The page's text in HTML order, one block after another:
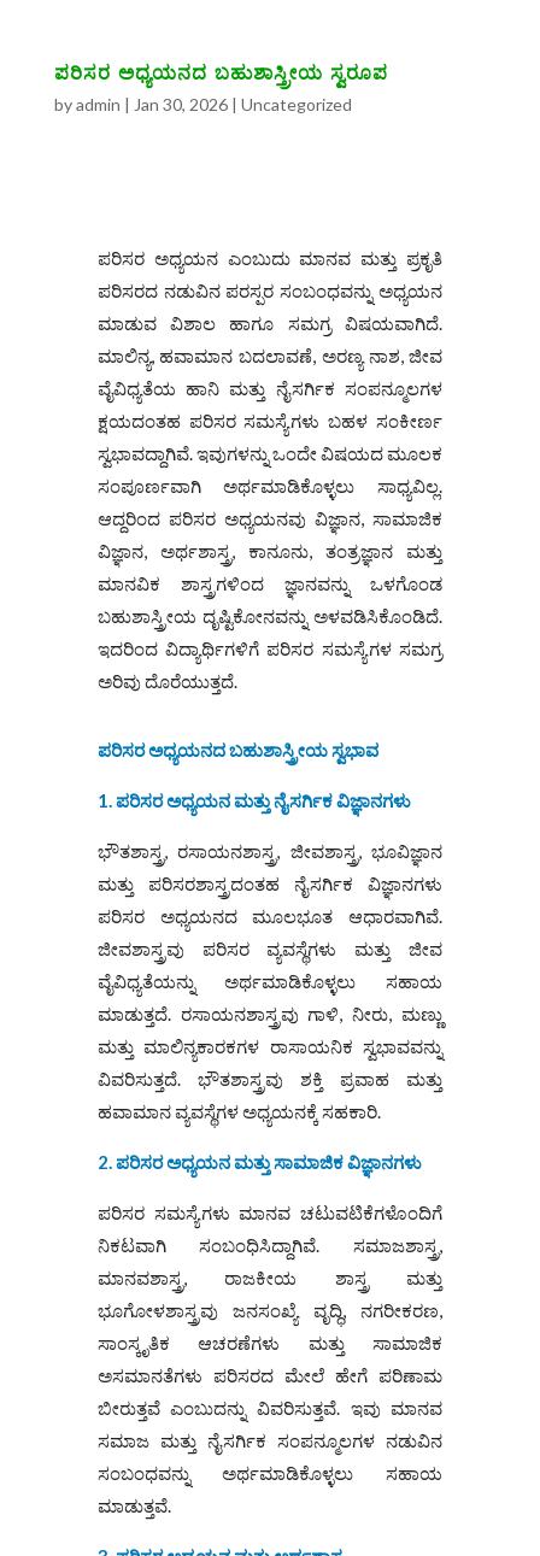
ಪರಿಸರ ಅಧ್ಯಯನದ ಬಹುಶಾಸ್ತ್ರೀಯ ಸ್ವರೂಪ
byadmin | Jan 30, 2026| Uncategorized
ಪರಿಸರ ಅಧ್ಯಯನ ಎಂಬುದು ಮಾನವ ಮತ್ತು ಪ್ರಕೃತಿ
ಪರಿಸರದ ನಡುವಿನ ಪರಸ್ಪರ ಸಂಬಂಧವನ್ನು ಅಧ್ಯಯನ
ಮಾಡುವ ವಿಶಾಲ ಹಾಗೂ ಸಮಗ್ರ ವಿಷಯವಾಗಿದೆ.
ಮಾಲಿನ್ಯ, ಹವಾಮಾನ ಬದಲಾವಣೆ, ಅರಣ್ಯ ನಾಶ, ಜೀವ
ವೈವಿಧ್ಯತೆಯ ಹಾನಿ ಮತ್ತು ನೈಸರ್ಗಿಕ ಸಂಪನ್ಮೂಲಗಳ
ಕ್ಷಯದಂತಹ ಪರಿಸರ ಸಮಸ್ಯೆಗಳು ಬಹಳ ಸಂಕೀರ್ಣ
ಸ್ವಭಾವದ್ದಾಗಿವೆ. ಇವುಗಳನ್ನು ಒಂದೇ ವಿಷಯದ ಮೂಲಕ
ಸಂಪೂರ್ಣವಾಗಿ ಅರ್ಥಮಾಡಿಕೊಳ್ಳಲು ಸಾಧ್ಯವಿಲ್ಲ.
ಆದ್ದರಿಂದ ಪರಿಸರ ಅಧ್ಯಯನವು ವಿಜ್ಞಾನ, ಸಾಮಾಜಿಕ
ವಿಜ್ಞಾನ, ಅರ್ಥಶಾಸ್ತ್ರ, ಕಾನೂನು, ತಂತ್ರಜ್ಞಾನ ಮತ್ತು
ಮಾನವಿಕ ಶಾಸ್ತ್ರಗಳಿಂದ ಜ್ಞಾನವನ್ನು ಒಳಗೊಂಡ
ಬಹುಶಾಸ್ತ್ರೀಯ ದೃಷ್ಟಿಕೋನವನ್ನು ಅಳವಡಿಸಿಕೊಂಡಿದೆ.
ಇದರಿಂದ ವಿದ್ಯಾರ್ಥಿಗಳಿಗೆ ಪರಿಸರ ಸಮಸ್ಯೆಗಳ ಸಮಗ್ರ
ಅರಿವು ದೊರೆಯುತ್ತದೆ.
ಪರಿಸರ ಅಧ್ಯಯನದ ಬಹುಶಾಸ್ತ್ರೀಯ ಸ್ವಭಾವ
1. ಪರಿಸರ ಅಧ್ಯಯನ ಮತ್ತು ನೈಸರ್ಗಿಕ ವಿಜ್ಞಾನಗಳು
ಭೌತಶಾಸ್ತ್ರ, ರಸಾಯನಶಾಸ್ತ್ರ, ಜೀವಶಾಸ್ತ್ರ, ಭೂವಿಜ್ಞಾನ
ಮತ್ತು ಪರಿಸರಶಾಸ್ತ್ರದಂತಹ ನೈಸರ್ಗಿಕ ವಿಜ್ಞಾನಗಳು
ಪರಿಸರ ಅಧ್ಯಯನದ ಮೂಲಭೂತ ಆಧಾರವಾಗಿವೆ.
ಜೀವಶಾಸ್ತ್ರವು ಪರಿಸರ ವ್ಯವಸ್ಥೆಗಳು ಮತ್ತು ಜೀವ
ವೈವಿಧ್ಯತೆಯನ್ನು ಅರ್ಥಮಾಡಿಕೊಳ್ಳಲು ಸಹಾಯ
ಮಾಡುತ್ತದೆ. ರಸಾಯನಶಾಸ್ತ್ರವು ಗಾಳಿ, ನೀರು, ಮಣ್ಣು
ಮತ್ತು ಮಾಲಿನ್ಯಕಾರಕಗಳ ರಾಸಾಯನಿಕ ಸ್ವಭಾವವನ್ನು
ವಿವರಿಸುತ್ತದೆ. ಭೌತಶಾಸ್ತ್ರವು ಶಕ್ತಿ ಪ್ರವಾಹ ಮತ್ತು
ಹವಾಮಾನ ವ್ಯವಸ್ಥೆಗಳ ಅಧ್ಯಯನಕ್ಕೆ ಸಹಕಾರಿ.
2. ಪರಿಸರ ಅಧ್ಯಯನ ಮತ್ತು ಸಾಮಾಜಿಕ ವಿಜ್ಞಾನಗಳು
ಪರಿಸರ ಸಮಸ್ಯೆಗಳು ಮಾನವ ಚಟುವಟಿಕೆಗಳೊಂದಿಗೆ
ನಿಕಟವಾಗಿ ಸಂಬಂಧಿಸಿದ್ದಾಗಿವೆ. ಸಮಾಜಶಾಸ್ತ್ರ,
ಮಾನವಶಾಸ್ತ್ರ, ರಾಜಕೀಯ ಶಾಸ್ತ್ರ ಮತ್ತು
ಭೂಗೋಳಶಾಸ್ತ್ರವು ಜನಸಂಖ್ಯೆ ವೃದ್ಧಿ, ನಗರೀಕರಣ,
ಸಾಂಸ್ಕೃತಿಕ ಆಚರಣೆಗಳು ಮತ್ತು ಸಾಮಾಜಿಕ
ಅಸಮಾನತೆಗಳು ಪರಿಸರದ ಮೇಲೆ ಹೇಗೆ ಪರಿಣಾಮ
ಬೀರುತ್ತವೆ ಎಂಬುದನ್ನು ವಿವರಿಸುತ್ತವೆ. ಇವು ಮಾನವ
ಸಮಾಜ ಮತ್ತು ನೈಸರ್ಗಿಕ ಸಂಪನ್ಮೂಲಗಳ ನಡುವಿನ
ಸಂಬಂಧವನ್ನು ಅರ್ಥಮಾಡಿಕೊಳ್ಳಲು ಸಹಾಯ
ಮಾಡುತ್ತವೆ.